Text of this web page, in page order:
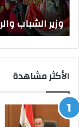
وزير الشباب
الأكثر مشاهدة